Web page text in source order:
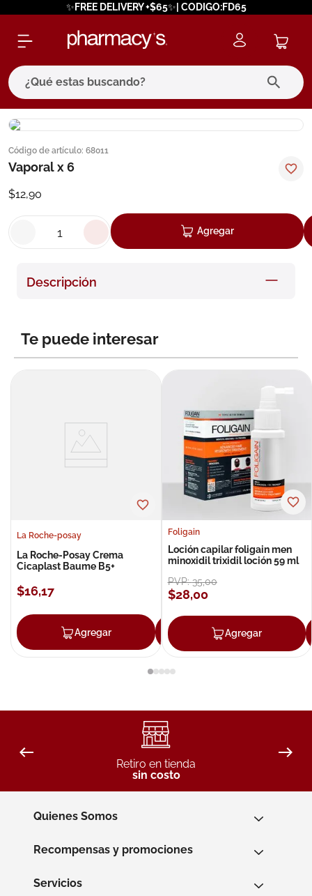
✨FREE DELIVERY +$65✨| CODIGO:FD65
¿Qué estas buscando?
Código de artículo: 68011
Vaporal x 6
$12,90
Agregar
Descripción
Te puede interesar
La Roche-posay
La Roche-Posay Crema
Cicaplast Baume B5+
$16,17
Agregar Agregar
Foligain
Loción capilar foligain men
minoxidil trixidil loción 59 ml
PVP:35,00
$28,00
Agregar
Retiro en tienda
sin costo
Quienes Somos
Recompensas y promociones
Servicios
términos más buscados
1. eucerin
3
bioderma
5. cerave
6 degraler